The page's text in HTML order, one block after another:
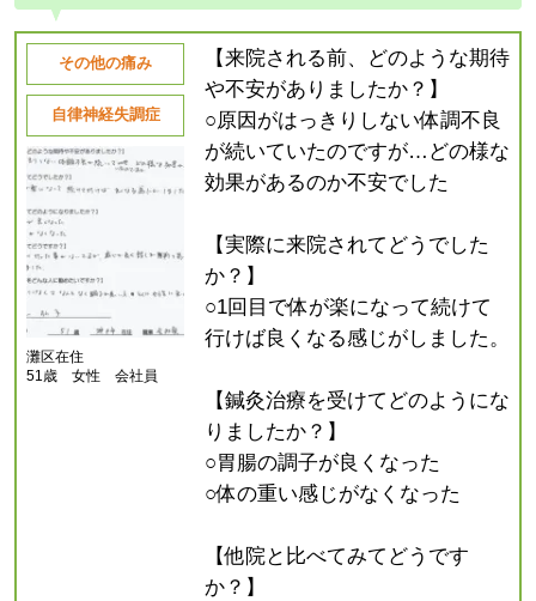
その他の痛み
自律神経失調症
灘区在住
51歳 女性 会社員
【来院される前、どのような期待
や不安がありましたか？】
○原因がはっきりしない体調不良
が続いていたのですが…どの様な
効果があるのか不安でした
【実際に来院されてどうでした
か？】
○1回目で体が楽になって続けて
行けば良くなる感じがしました。
【鍼灸治療を受けてどのようにな
りましたか？】
○胃腸の調子が良くなった
○体の重い感じがなくなった
【他院と比べてみてどうです
か？】